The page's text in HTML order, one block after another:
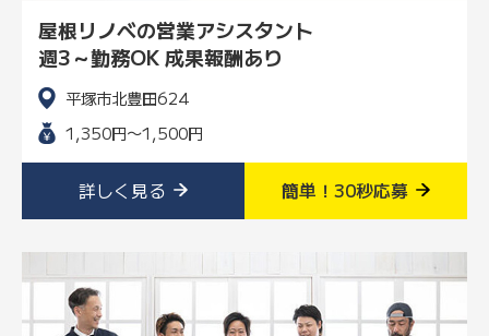
屋根リノベの営業アシスタント
週3～勤務OK 成果報酬あり
平塚市北豊田624
1,350円〜1,500円
詳しく見る 簡単！30秒応募